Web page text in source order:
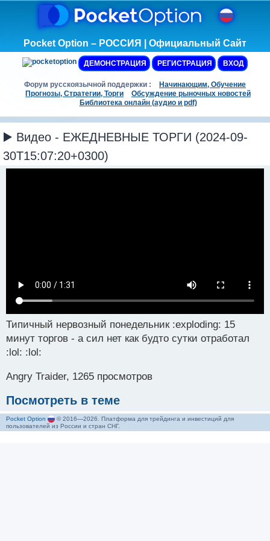
Pocket Option – РОССИЯ | Официальный Сайт
ДЕМОНСТРАЦИЯ РЕГИСТРАЦИЯ ВХОД
Форум русскоязычной поддержки :
Начинающим, Обучение
Прогнозы, Стратегии, Торги
Обсуждение рыночных новостей
Библиотека онлайн (аудио и pdf)
▶️ Видео - ЕЖЕДНЕВНЫЕ ТОРГИ (2024-09-
30T15:07:20+0300)
Типичный нервозный понедельник :exploding: 15
минут торгов - а сил нет как будто сутки отработал
:lol: :lol:
Angry Traider, 1265 просмотров
Посмотреть в теме
Pocket Option
© 2016—2026. Платформа для трейдинга и инвестиций для
пользователей из России и стран СНГ.